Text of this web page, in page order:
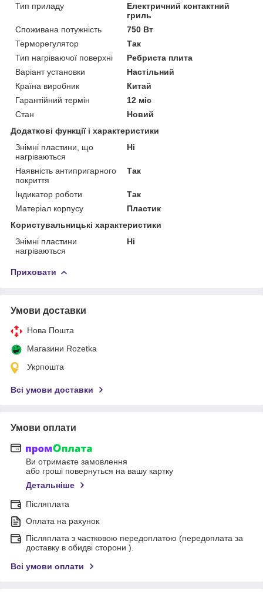
Тип приладу
Електричний контактний
гриль
Споживана потужність
750 Вт
Терморегулятор
Так
Тип нагріваючої поверхні
Ребриста плита
Варіант установки
Настільний
Країна виробник
Китай
Гарантійний термін
12 міс
Стан
Новий
Додаткові функції і характеристики
Знімні пластини, що
нагріваються
Ні
Наявність антипригарного
покриття
Так
Індикатор роботи
Так
Матеріал корпусу
Пластик
Користувальницькі характеристики
Знімні пластини
нагріваються
Ні
Приховати
Умови доставки
Нова Пошта
Магазини Rozetka
Укрпошта
Всі умови доставки
Умови оплати
Ви отримаєте замовлення
або гроші повернуться на вашу картку
Детальніше
Післяплата
Оплата на рахунок
Післяплата з частковою передоплатою (передоплата за
доставку в обидві сторони ).
Всі умови оплати